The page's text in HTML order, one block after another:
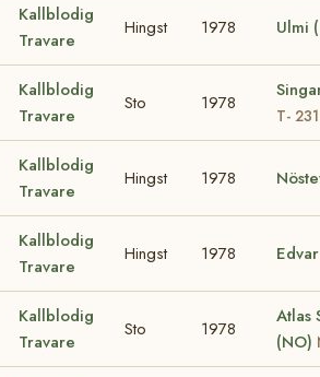
Kallblodig
Travare
Hingst 1978 Ulmi
Kallblodig
Travare
Sto 1978
T-
Kallblodig
Travare
Hingst 1978
Kallblodig
Travare
Hingst 1978
Kallblodig
Travare
Sto 1978
Atlas
(NO)